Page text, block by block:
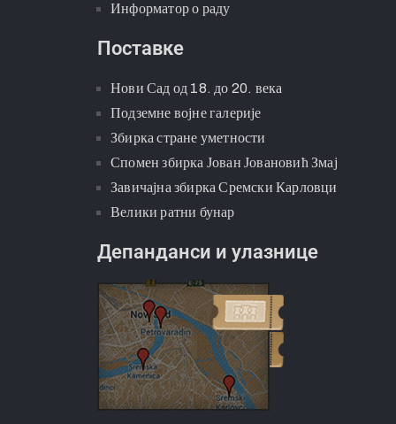
Информатор о раду
Поставке
Нови Сад од 18. до 20. века
Подземне војне галерије
Збирка стране уметности
Спомен збирка Јован Јовановић Змај
Завичајна збирка Сремски Карловци
Велики ратни бунар
Депанданси и улазнице